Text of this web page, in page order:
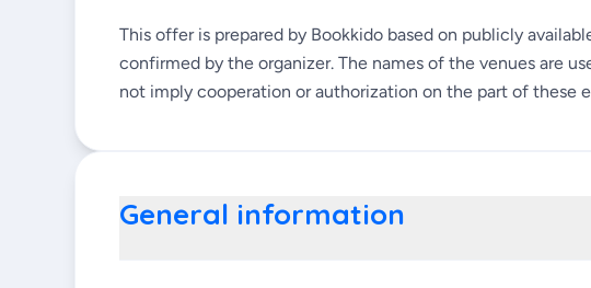
This offer is prepared by Bookkido based on publicly
confirmed by the organizer. The names of the venues are
not imply cooperation or authorization on the part of these
General information